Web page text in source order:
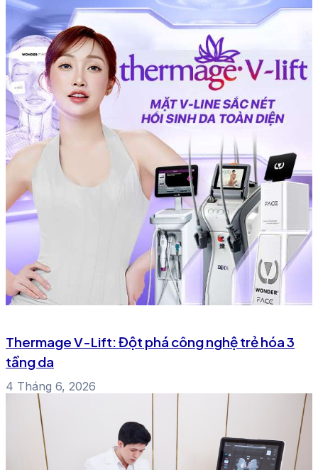
Thermage V-Lift: Đột phá công nghệ trẻ hóa 3
tầng da
4 Tháng 6, 2026